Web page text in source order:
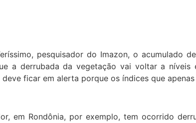
pesquisador do Imazon, o acumulado
a derrubada da vegetação vai voltar a
ficar em alerta porque os índices que
em Rondônia, por exemplo, tem ocorrido